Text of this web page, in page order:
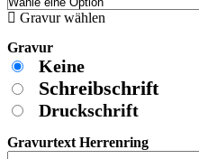
Gravur wählen
Gravur
Keine
Schreibschrift
Druckschrift
Gravurtext Herrenring